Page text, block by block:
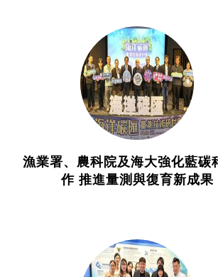
漁業署、農科院及海大強化藍碳
作 推進量測與復育新成果